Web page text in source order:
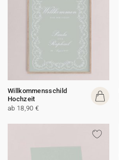
Willkommensschild
Hochzeit
ab 18,90 €